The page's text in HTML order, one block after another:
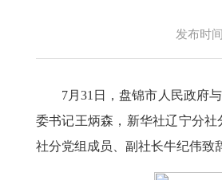
发布时
7月31日，盘锦市人民政府
委书记王炳森，新华社辽宁分
社分党组成员、副社长牛纪伟致